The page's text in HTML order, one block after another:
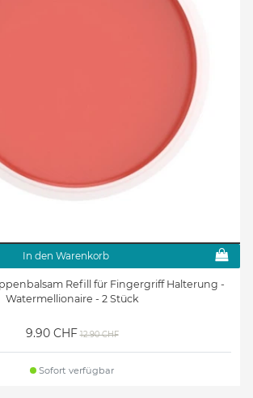
In den Warenkorb
Refill für Fingergriff Halterung -
Watermellionaire - 2 Stück
9.90 CHF 12.90 CHF
Sofort verfügbar